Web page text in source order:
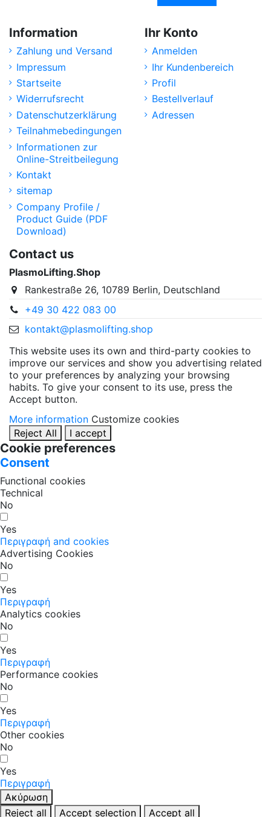
Information
Zahlung und Versand
Impressum
Startseite
Widerrufsrecht
Datenschutzerklärung
Teilnahmebedingungen
Informationen zur
Online-Streitbeilegung
Kontakt
sitemap
Company Profile /
Product Guide (PDF
Download)
Ihr Konto
Anmelden
Ihr Kundenbereich
Profil
Bestellverlauf
Adressen
Contact us
PlasmoLifting.Shop
Rankestraße 26, 10789 Berlin, Deutschland
+49 30 422 083 00
kontakt@plasmolifting.shop
This website uses its own and third-party cookies to
improve our services and show you advertising related
to your preferences by analyzing your browsing
habits. To give your consent to its use, press the
Accept button.
More information Customize cookies
Reject All
I accept
Cookie preferences
Consent
Functional cookies
Technical
No
Yes
Περιγραφή and cookies
Advertising Cookies
No
Yes
Περιγραφή
Analytics cookies
No
Yes
Περιγραφή
Performance cookies
No
Yes
Περιγραφή
Other cookies
No
Yes
Περιγραφή
Ακύρωση
Reject all
Accept selection Accept all